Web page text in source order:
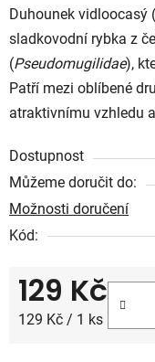
Duhounek vidloocasý (
sladkovodní rybka z
(Pseudomugilidae),
Patří mezi oblíbené
atraktivnímu vzhledu
Dostupnost
Můžeme doručit do:
Možnosti doručení
Kód:
129 Kč
Měrná cena:
129 Kč / 1 ks